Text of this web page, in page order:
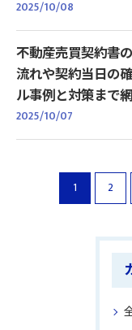
2025/10/08
不動産売買契約書
流れや契約当日の
ル事例と対策まで
2025/10/07
1 2